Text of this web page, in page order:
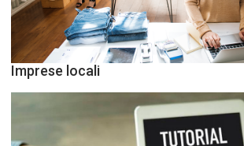
Imprese locali